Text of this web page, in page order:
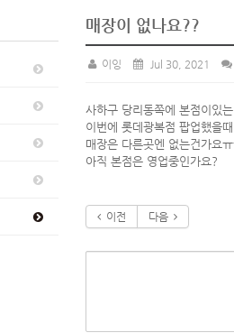
매장이 없나요??
이잉 Jul 30, 2021
사하구 당리동쪽에 본점이있
이번에 롯데광복점 팝업했을
매장은 다른곳엔 없는건가요
아직 본점은 영업중인가요?
이전 다음